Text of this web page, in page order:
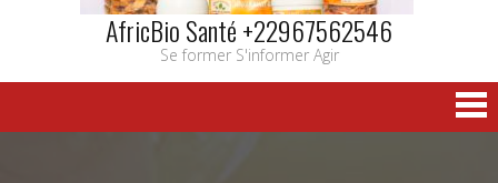
AfricBio Santé +22967562546
Se former S'informer Agir